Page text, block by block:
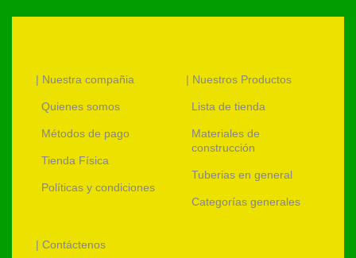
| Nuestra compañia
Quienes somos
Métodos de pago
Tienda Física
Políticas y condiciones
| Nuestros Productos
Lista de tienda
Materiales de
construcción
Tuberias en general
Categorías generales
| Contáctenos